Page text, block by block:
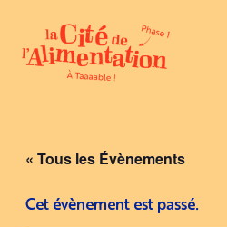
« Tous les Évènements
Cet évènement est passé.